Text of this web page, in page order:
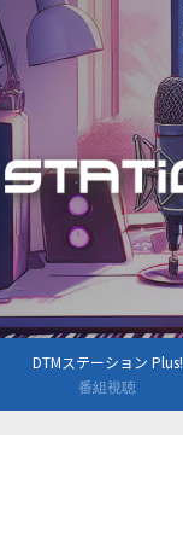
DTMステーション Plus!
番組視聴